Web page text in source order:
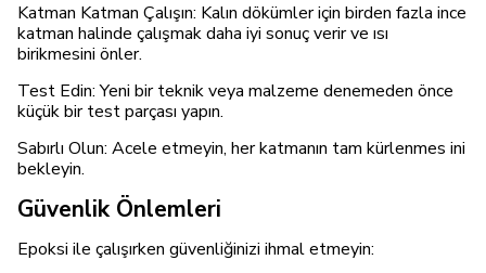
Katman Katman Çalışın: Kalın dökümler için birden fazla ince
katman halinde çalışmak daha iyi sonuç verir ve ısı
birikmesini önler.
Test Edin: Yeni bir teknik veya malzeme denemeden önce
küçük bir test parçası yapın.
Sabırlı Olun: Acele etmeyin, her katmanın tam kürlenmes ini
bekleyin.
Güvenlik Önlemleri
Epoksi ile çalışırken güvenliğinizi ihmal etmeyin: